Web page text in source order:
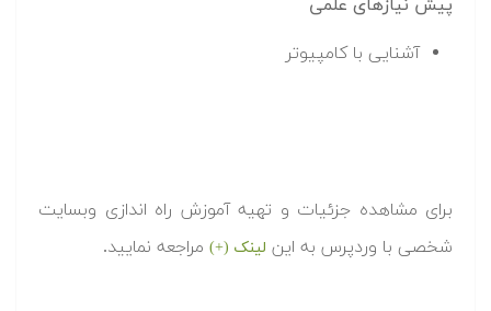
پیش نیازهای علمی
آشنایی با کامپیوتر
برای مشاهده جزئیات و تهیه آموزش راه اندازی وبسایت
شخصی با وردپرس به این لینک (+) مراجعه نمایید.